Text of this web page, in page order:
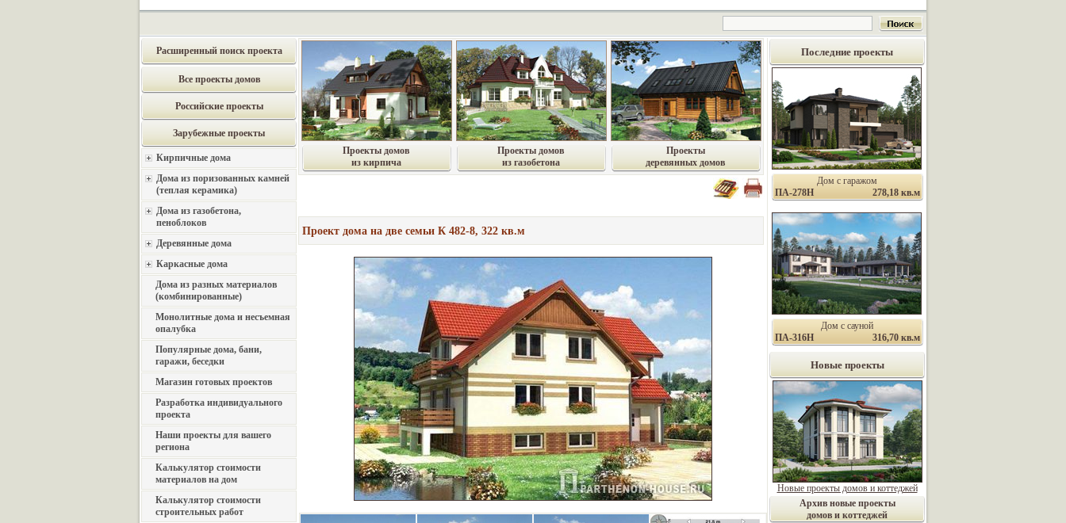
Расширенный поиск проекта
Все проекты домов
Российские проекты
Зарубежные проекты
Кирпичные дома
Дома из поризованных камней
(теплая керамика)
Дома из газобетона,
пеноблоков
Деревянные дома
Каркасные дома
Дома из разных материалов
(комбинированные)
Монолитные дома и несъемная
опалубка
Популярные дома, бани,
гаражи, беседки
Магазин готовых проектов
Разработка индивидуального
проекта
Наши проекты для вашего
региона
Калькулятор стоимости
материалов на дом
Калькулятор стоимости
строительных работ
Проекты домов
из кирпича
Проекты домов
из газобетона
Проекты
деревянных домов
Проект дома на две семьи К 482-8, 322 кв.м
Последние проекты
Дом с гаражом
ПА-278Н
278,18 кв.м
Дом с сауной
ПА-316Н
316,70 кв.м
Новые проекты
Новые проекты домов и коттеджей
Архив новые проекты
домов и коттеджей